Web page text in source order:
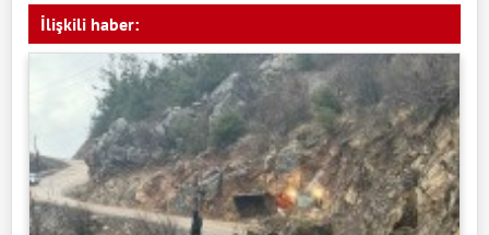
İlişkili haber: